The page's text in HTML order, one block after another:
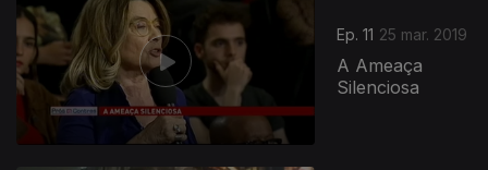
Ep. 11 25 mar. 2019
A Ameaça
Silenciosa